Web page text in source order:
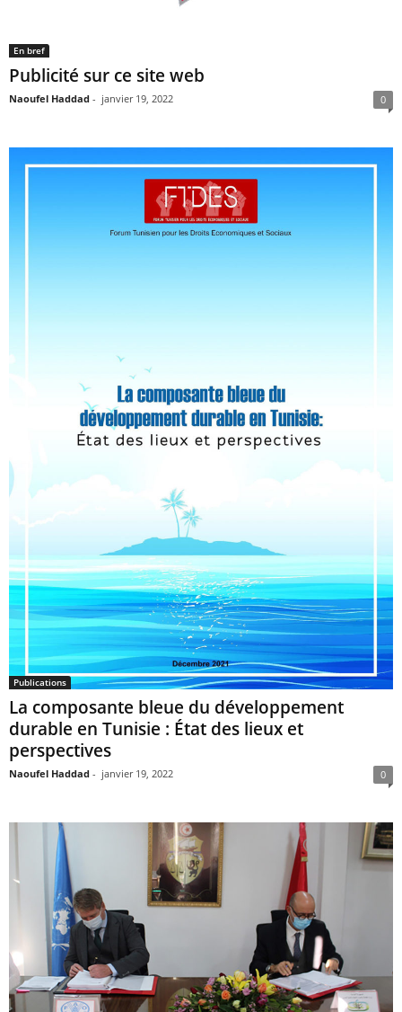
En bref
Publicité sur ce site web
Naoufel Haddad - janvier 19, 2022 0
Publications
La composante bleue du développement
durable en Tunisie : État des lieux et
perspectives
Naoufel Haddad - janvier 19, 2022 0